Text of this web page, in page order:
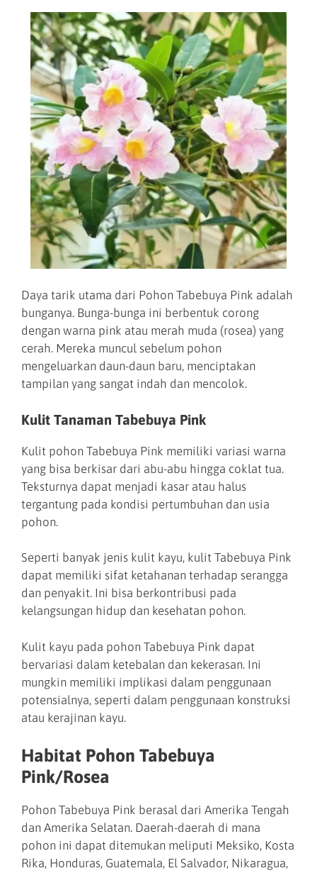
Daya tarik utama dari Pohon Tabebuya Pink adalah
bunganya. Bunga-bunga ini berbentuk corong
dengan warna pink atau merah muda (rosea) yang
cerah. Mereka muncul sebelum pohon
mengeluarkan daun-daun baru, menciptakan
tampilan yang sangat indah dan mencolok.
Kulit Tanaman Tabebuya Pink
Kulit pohon Tabebuya Pink memiliki variasi warna
yang bisa berkisar dari abu-abu hingga coklat tua.
Teksturnya dapat menjadi kasar atau halus
tergantung pada kondisi pertumbuhan dan usia
pohon.
Seperti banyak jenis kulit kayu, kulit Tabebuya Pink
dapat memiliki sifat ketahanan terhadap serangga
dan penyakit. Ini bisa berkontribusi pada
kelangsungan hidup dan kesehatan pohon.
Kulit kayu pada pohon Tabebuya Pink dapat
bervariasi dalam ketebalan dan kekerasan. Ini
mungkin memiliki implikasi dalam penggunaan
potensialnya, seperti dalam penggunaan konstruksi
atau kerajinan kayu.
Habitat Pohon Tabebuya
Pink/Rosea
Pohon Tabebuya Pink berasal dari Amerika Tengah
dan Amerika Selatan. Daerah-daerah di mana
pohon ini dapat ditemukan meliputi Meksiko, Kosta
Rika, Honduras, Guatemala, El Salvador, Nikaragua,